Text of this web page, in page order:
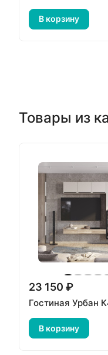
В корзину
Товары из
23 150 ₽
Гостиная Урбан
В корзину